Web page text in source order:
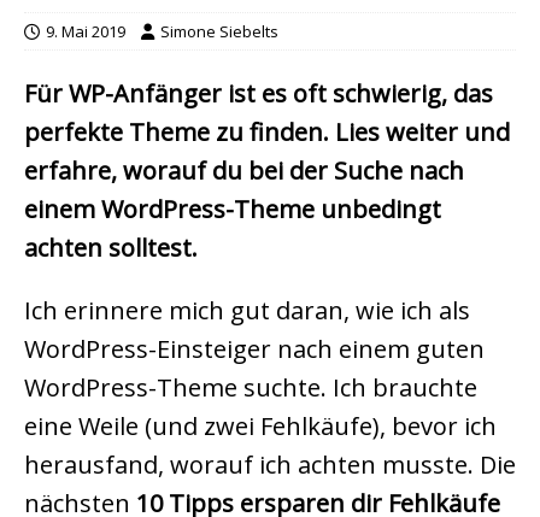
9. Mai 2019 Simone Siebelts
Für WP-Anfänger ist es oft schwierig, das
perfekte Theme zu finden. Lies weiter und
erfahre, worauf du bei der Suche nach
einem WordPress-Theme unbedingt
achten solltest.
Ich erinnere mich gut daran, wie ich als
WordPress-Einsteiger nach einem guten
WordPress-Theme suchte. Ich brauchte
eine Weile (und zwei Fehlkäufe), bevor ich
herausfand, worauf ich achten musste. Die
nächsten 10 Tipps ersparen dir Fehlkäufe